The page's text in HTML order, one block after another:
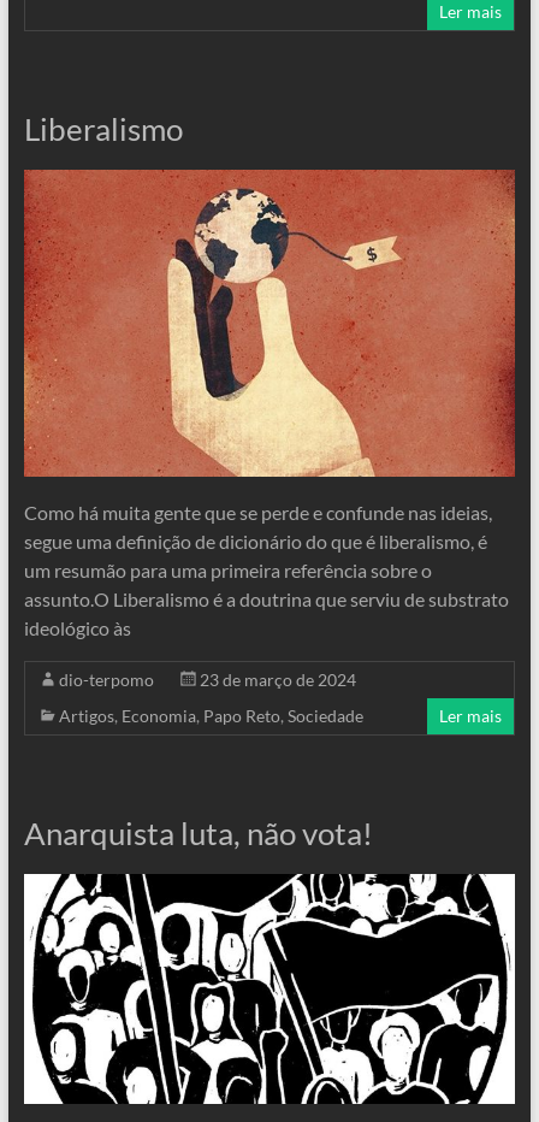
Ler mais
Liberalismo
Como há muita gente que se perde e confunde nas ideias,
segue uma definição de dicionário do que é liberalismo, é
um resumão para uma primeira referência sobre o
assunto.O Liberalismo é a doutrina que serviu de substrato
ideológico às
dio-terpomo
23 de março de 2024
Artigos, Economia, Papo Reto, Sociedade Ler mais
Anarquista luta, não vota!